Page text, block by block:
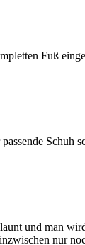
Fuß
Schuh
und man
nur